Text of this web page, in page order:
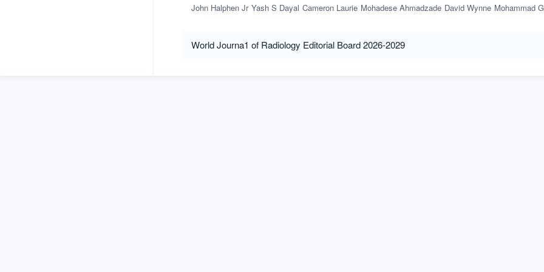
John Halphen Jr Yash S Dayal Cameron Laurie Mohadese Ahmadzade David Wynne Mohammad Ghasemi-Rad
World Journa1 of Radiology Editorial Board 2026-2029